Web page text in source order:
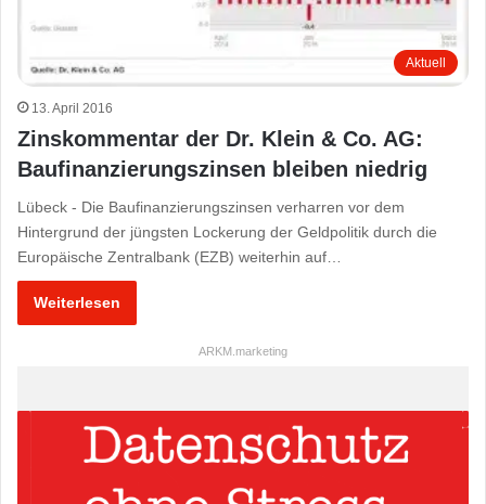
Aktuell
13. April 2016
Zinskommentar der Dr. Klein & Co. AG:
Baufinanzierungszinsen bleiben niedrig
Lübeck - Die Baufinanzierungszinsen verharren vor dem
Hintergrund der jüngsten Lockerung der Geldpolitik durch die
Europäische Zentralbank (EZB) weiterhin auf…
Weiterlesen
ARKM.marketing